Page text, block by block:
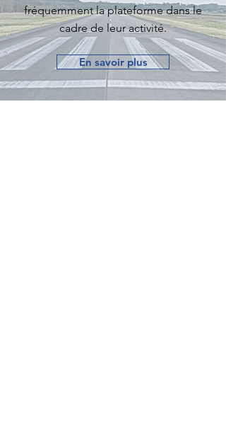
fréquemment la plateforme dans le
cadre de leur activité.
En savoir plus